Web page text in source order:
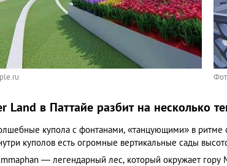
Land в Паттайе разбит на несколько
купола с фонтанами, «танцующими» в
куполов есть огромные вертикальные сады
— легендарный лес, который окружает